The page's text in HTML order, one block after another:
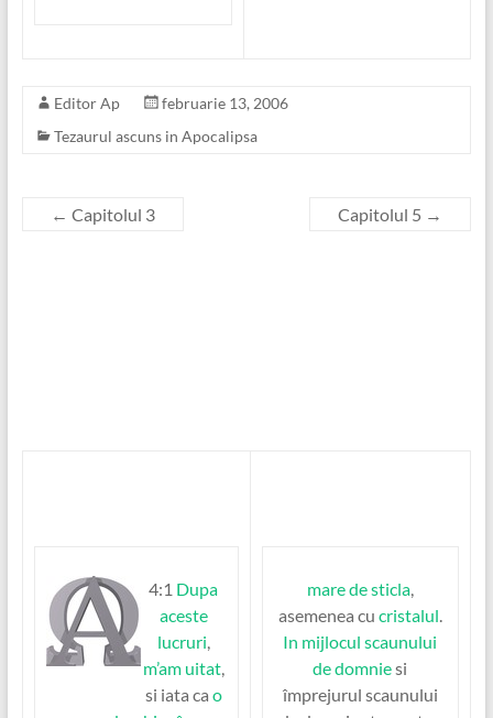
Editor Ap
februarie 13, 2006
Tezaurul ascuns in Apocalipsa
← Capitolul 3 Capitolul 5 →
4:1 Dupa
aceste
lucruri,
m’am uitat,
si iata ca o
mare de sticla,
asemenea cu cristalul.
In mijlocul scaunului
de domniesi
împrejurul scaunului